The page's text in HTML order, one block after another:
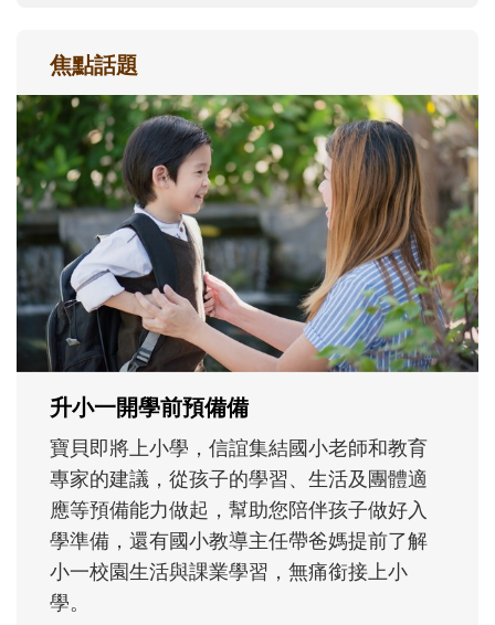
焦點話題
和孩子一起長大的那個男人│讀懂父親的
不同模樣
沒有人天生就擅長當爸爸！男人總是在一次
次「前所未有」的體驗中，跟著孩子一起長
大。從給予安全感的肢體遊戲，到獨立自
主、角色認同及解決問題的能力養成。爸爸
正嘗試用不同的模樣，參與孩子每個重要的